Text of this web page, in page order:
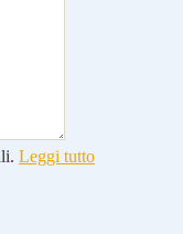
Leggi tutto